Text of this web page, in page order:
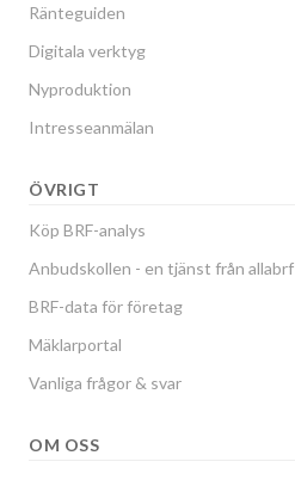
Ränteguiden
Digitala verktyg
Nyproduktion
Intresseanmälan
ÖVRIGT
Köp BRF-analys
Anbudskollen - en tjänst från allabrf
BRF-data för företag
Mäklarportal
Vanliga frågor & svar
OM OSS